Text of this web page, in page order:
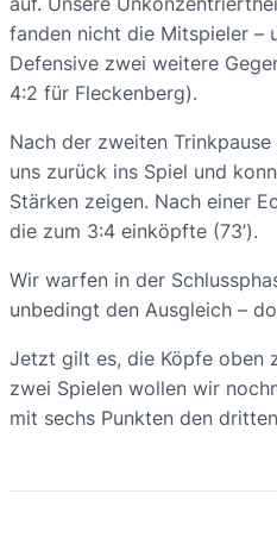
fanden nicht die Mitspieler –
Defensive zwei weitere
4:2 für Fleckenberg).
Nach der zweiten
uns zurück ins Spiel und
Stärken zeigen. Nach einer
die zum 3:4 einköpfte (73’).
Wir warfen in der
unbedingt den Ausgleich –
Jetzt gilt es, die Köpfe oben
zwei Spielen wollen wir
mit sechs Punkten den